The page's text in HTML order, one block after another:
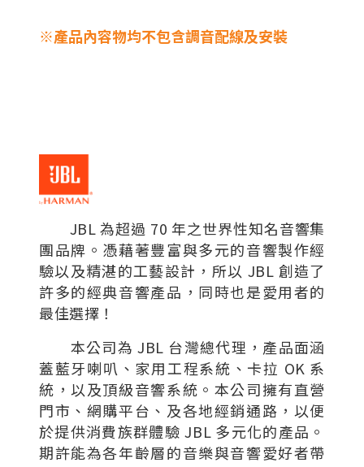
※產品內容物均不包含調音配線及安裝
JBL 為超過 70 年之世界性知名音響集
團品牌。憑藉著豐富與多元的音響製作經
驗以及精湛的工藝設計，所以 JBL 創造了
許多的經典音響產品，同時也是愛用者的
最佳選擇！
本公司為 JBL 台灣總代理，產品面涵
蓋藍牙喇叭、家用工程系統、卡拉 OK 系
統，以及頂級音響系統。本公司擁有直營
門市、網購平台、及各地經銷通路，以便
於提供消費族群體驗 JBL 多元化的產品。
期許能為各年齡層的音樂與音響愛好者帶